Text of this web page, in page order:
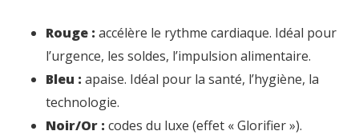
Rouge : accélère le rythme cardiaque. Idéal pour
l’urgence, les soldes, l’impulsion alimentaire.
Bleu : apaise. Idéal pour la santé, l’hygiène, la
technologie.
Noir/Or : codes du luxe (effet « Glorifier »).